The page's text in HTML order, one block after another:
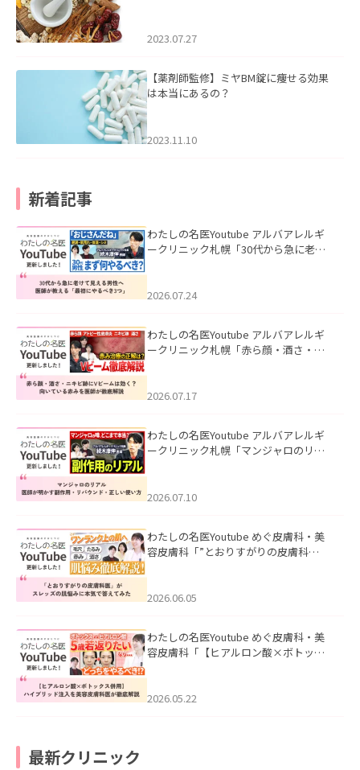
2023.07.27
【薬剤師監修】ミヤBM錠に痩せる効果
は本当にあるの？
2023.11.10
新着記事
わたしの名医Youtube アルバアレルギ
ークリニック札幌「30代から急に老け
た。
2026.07.24
わたしの名医Youtube アルバアレルギ
ークリニック札幌「赤ら顔・酒さ・ニ
した。
2026.07.17
わたしの名医Youtube アルバアレルギ
ークリニック札幌「マンジャロのリア
た。
2026.07.10
わたしの名医Youtube めぐ皮膚科・美
容皮膚科「”とおりすがりの皮膚科
2026.06.05
わたしの名医Youtube めぐ皮膚科・美
容皮膚科「【ヒアルロン酸×ボトック
た。
2026.05.22
最新クリニック